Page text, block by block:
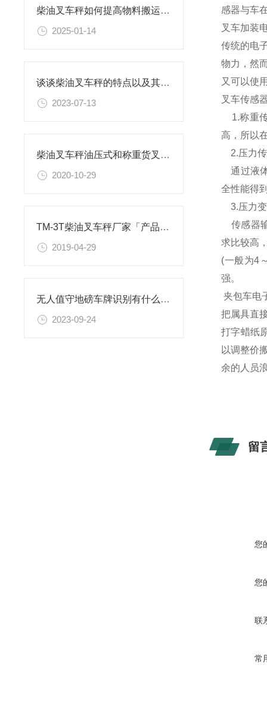
柴油叉车秤如何提高物料搬运的效率？
2025-01-14
谈谈柴油叉车秤的特点以及其在物流行业中的重要作用
2023-07-13
柴油叉车秤油压式和称重货叉的区别
2020-10-29
TM-3T柴油叉车秤厂家「产品介绍」
2019-04-29
无人值守地磅车牌识别有什么功能
2023-09-24
感器与车
叉车加装
传统的电
物力，然
又可以使
叉车传感
1.称重传
高，所以
2.压力
通过液
全性能得
3.压力
传感器
求比较高
(一般为4
强。
夹包车电
把属具直
打字蜡纸
以调整价
余的人员
留
您
您
联
常